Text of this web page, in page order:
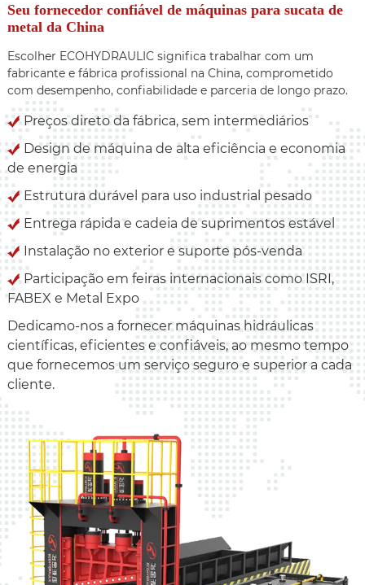
Seu fornecedor confiável de máquinas para sucata de
metal da China
Escolher ECOHYDRAULIC significa trabalhar com um
fabricante e fábrica profissional na China, comprometido
com desempenho, confiabilidade e parceria de longo prazo.
Preços direto da fábrica, sem intermediários
Design de máquina de alta eficiência e economia
de energia
Estrutura durável para uso industrial pesado
Entrega rápida e cadeia de suprimentos estável
Instalação no exterior e suporte pós-venda
Participação em feiras internacionais como ISRI,
FABEX e Metal Expo
Dedicamo-nos a fornecer máquinas hidráulicas
científicas, eficientes e confiáveis, ao mesmo tempo
que fornecemos um serviço seguro e superior a cada
cliente.